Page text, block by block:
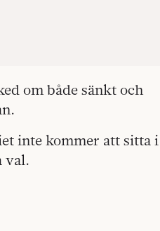
om både sänkt och
inte kommer att sitta i
val.